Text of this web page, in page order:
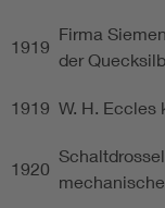
1919
Firma
der
1919 W. H. Eccles
1920